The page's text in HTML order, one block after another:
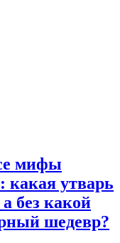
мифы
какая утварь
без какой
шедевр?